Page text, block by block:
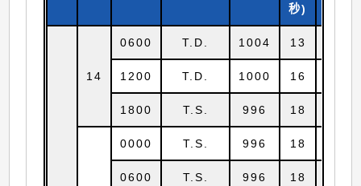
秒)
14
0600 T.D. 1004 13
1200 T.D. 1000 16
1800 T.S. 996 18
0000 T.S. 996 18
0600 T.S. 996 18